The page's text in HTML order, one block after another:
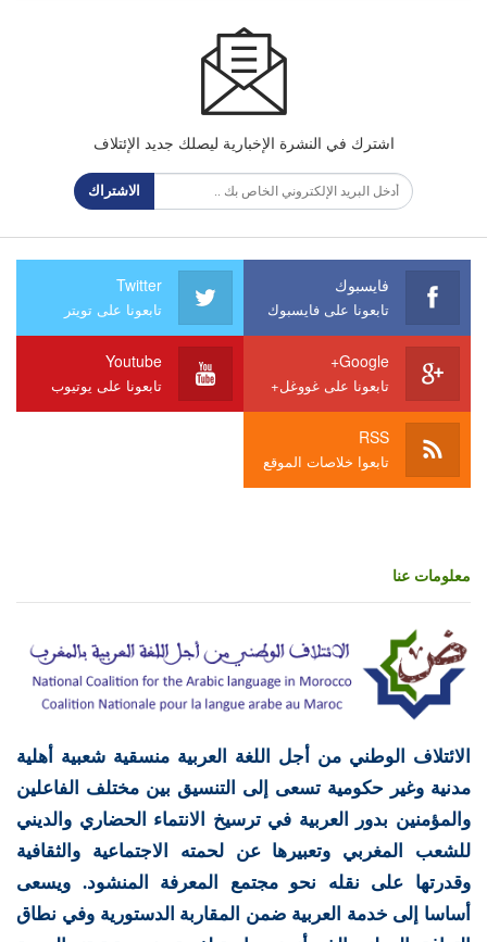
اشترك في النشرة الإخبارية ليصلك جديد الإئتلاف
الاشتراك
فايسبوك
تابعونا على فايسبوك
Twitter
تابعونا على تويتر
Google+
تابعونا على غووغل+
Youtube
تابعونا على يوتيوب
RSS
تابعوا خلاصات الموقع
معلومات عنا
الائتلاف الوطني من أجل اللغة العربية منسقية شعبية أهلية
مدنية وغير حكومية تسعى إلى التنسيق بين مختلف الفاعلين
والمؤمنين بدور العربية في ترسيخ الانتماء الحضاري والديني
للشعب المغربي وتعبيرها عن لحمته الاجتماعية والثقافية
وقدرتها على نقله نحو مجتمع المعرفة المنشود. ويسعى
أساسا إلى خدمة العربية ضمن المقاربة الدستورية وفي نطاق